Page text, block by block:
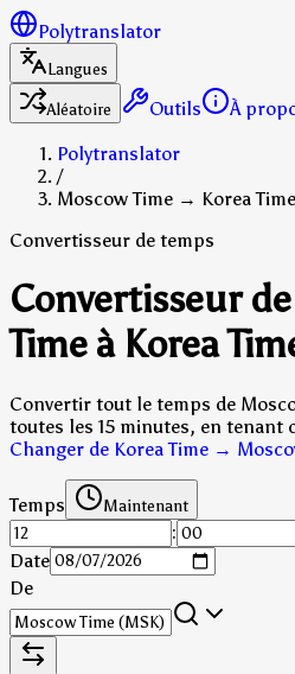
Polytranslator
Langues
Aléatoire
Outils
À
Polytranslator
/
Moscow Time → Korea Time
Convertisseur de temps
Convertisseur
Time à Korea
Convertir tout le temps de
toutes les 15 minutes, en tenant
Changer de Korea Time →
Temps Maintenant
:
Date
De